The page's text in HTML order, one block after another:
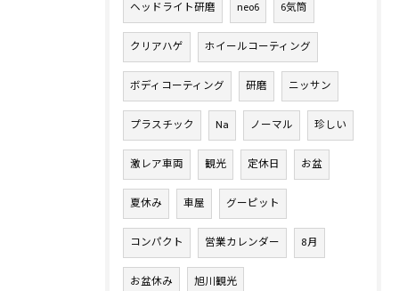
ヘッドライト研磨 neo6 6気筒
クリアハゲ ホイールコーティング
ボディコーティング 研磨 ニッサン
プラスチック Na ノーマル 珍しい
激レア車両 観光 定休日 お盆
夏休み 車屋 グーピット
コンパクト 営業カレンダー 8月
お盆休み 旭川観光